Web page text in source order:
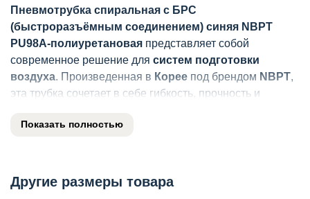
Пневмотрубка спиральная с БРС
(быстроразъёмным соединением) синяя NBPT
PU98A-полиуретановая представляет собой
современное решение для систем подготовки
воздуха. Произведенная в Корее под брендом NBPT,
эта трубка сочетает в себе гибкость, прочность и
характеристикам полиуретана.
Пневмотрубка спиральная NBPT PU98A
Показать полностью
Другие размеры товара